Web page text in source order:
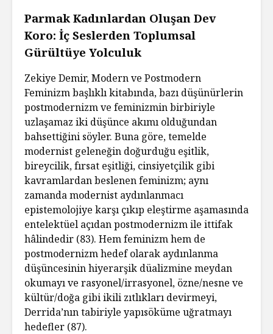
Parmak Kadınlardan Oluşan Dev
Koro: İç Seslerden Toplumsal
Gürültüye Yolculuk
Zekiye Demir, Modern ve Postmodern
Feminizm başlıklı kitabında, bazı düşünürlerin
postmodernizm ve feminizmin birbiriyle
uzlaşamaz iki düşünce akımı olduğundan
bahsettiğini söyler. Buna göre, temelde
modernist geleneğin doğurduğu eşitlik,
bireycilik, fırsat eşitliği, cinsiyetçilik gibi
kavramlardan beslenen feminizm; aynı
zamanda modernist aydınlanmacı
epistemolojiye karşı çıkıp eleştirme aşamasında
entelektüel açıdan postmodernizm ile ittifak
hâlindedir (83). Hem feminizm hem de
postmodernizm hedef olarak aydınlanma
düşüncesinin hiyerarşik düalizmine meydan
okumayı ve rasyonel/irrasyonel, özne/nesne ve
kültür/doğa gibi ikili zıtlıkları devirmeyi,
Derrida’nın tabiriyle yapısöküme uğratmayı
hedefler (87).